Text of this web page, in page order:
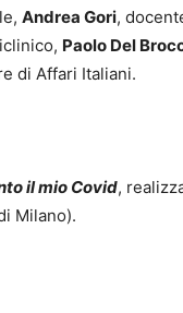
Andrea Gori,
Paolo Del
di Affari Italiani.
il mio Covid,
Milano).